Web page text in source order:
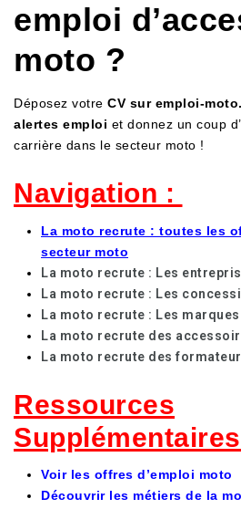
emploi
moto ?
Déposez votre CV sur emploi-
alertes emploi et donnez un coup
carrière dans le secteur moto !
Navigation :
La moto recrute : toutes les
secteur moto
La moto recrute : Les
La moto recrute : Les
La moto recrute : Les
La moto recrute des
La moto recrute des
Ressources
Voir les offres d’emploi moto
Découvrir les métiers de la